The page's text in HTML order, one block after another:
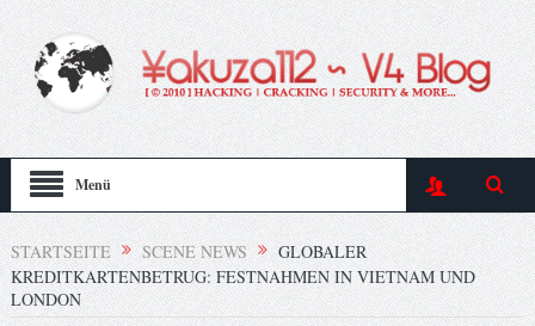
Menü
STARTSEITE SCENE NEWS
GLOBALER
KREDITKARTENBETRUG: FESTNAHMEN IN VIETNAM UND
LONDON